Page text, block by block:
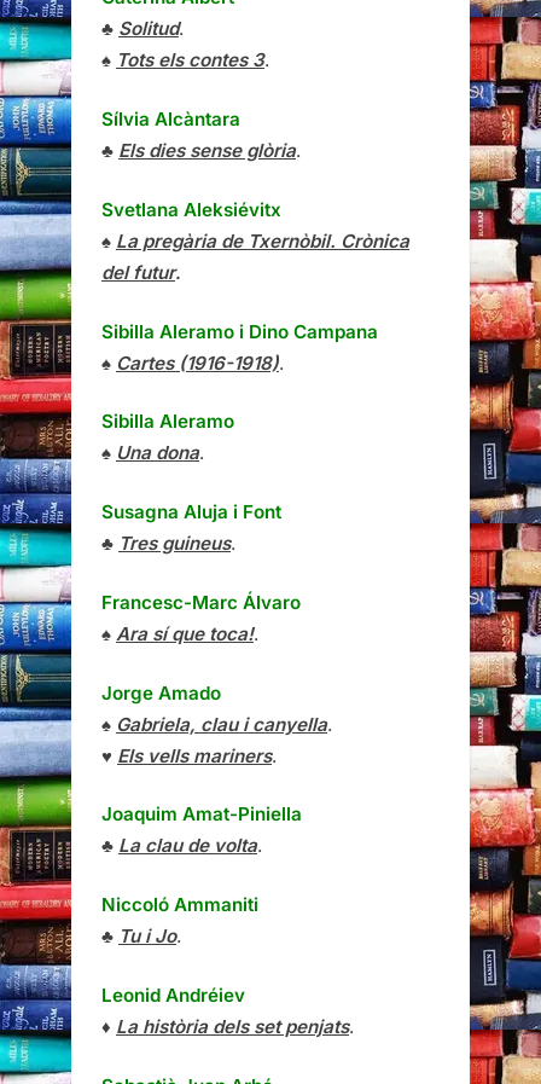
♣ Solitud.
♠ Tots els contes 3.
Sílvia Alcàntara
♣ Els dies sense glòria.
Svetlana Aleksiévitx
♠ La pregària de Txernòbil. Crònica
del futur.
Sibilla Aleramo i Dino Campana
♠ Cartes (1916-1918).
Sibilla Aleramo
♠ Una dona.
Susagna Aluja i Font
♣ Tres guineus.
Francesc-Marc Álvaro
♠ Ara sí que toca!.
Jorge Amado
♠ Gabriela, clau i canyella.
♥ Els vells mariners.
Joaquim Amat-Piniella
♣ La clau de volta.
Niccoló Ammaniti
♣ Tu i Jo.
Leonid Andréiev
♦ La història dels set penjats.